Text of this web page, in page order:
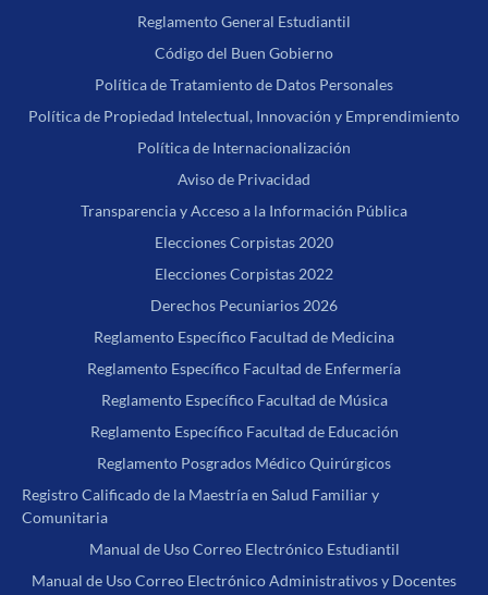
Reglamento General Estudiantil
Código del Buen Gobierno
Política de Tratamiento de Datos Personales
Política de Propiedad Intelectual, Innovación y Emprendimiento
Política de Internacionalización
Aviso de Privacidad
Transparencia y Acceso a la Información Pública
Elecciones Corpistas 2020
Elecciones Corpistas 2022
Derechos Pecuniarios 2026
Reglamento Específico Facultad de Medicina
Reglamento Específico Facultad de Enfermería
Reglamento Específico Facultad de Música
Reglamento Específico Facultad de Educación
Reglamento Posgrados Médico Quirúrgicos
Registro Calificado de la Maestría en Salud Familiar y
Comunitaria
Manual de Uso Correo Electrónico Estudiantil
Manual de Uso Correo Electrónico Administrativos y Docentes